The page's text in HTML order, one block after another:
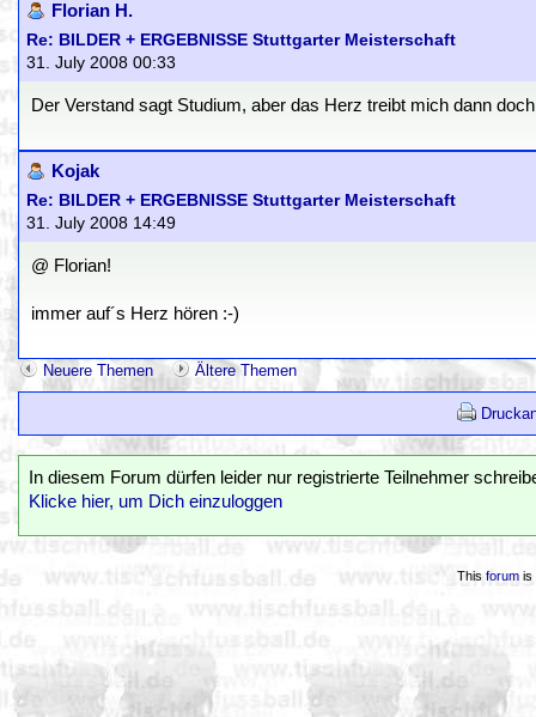
Florian H.
Re: BILDER + ERGEBNISSE Stuttgarter Meisterschaft
31. July 2008 00:33
Der Verstand sagt Studium, aber das Herz treibt mich dann
Kojak
Re: BILDER + ERGEBNISSE Stuttgarter Meisterschaft
31. July 2008 14:49
@ Florian!
immer auf´s Herz hören :-)
Neuere Themen Ältere Themen
In diesem Forum dürfen leider nur registrierte Teilnehmer
Klicke hier, um Dich einzuloggen
This forumis